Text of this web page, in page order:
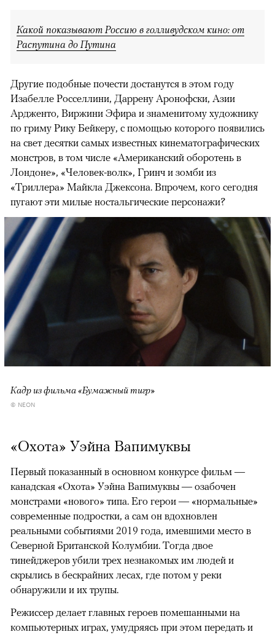
Какой показывают Россию в голливудском кино: от
Распутина до Путина
Другие подобные почести достанутся в этом году
Изабелле Росселлини, Даррену Аронофски, Азии
Ардженто, Виржини Эфира и знаменитому художнику
по гриму Рику Бейкеру, с помощью которого появились
на свет десятки самых известных кинематографических
монстров, в том числе «Американский оборотень в
Лондоне», «Человек-волк», Гринч и зомби из
«Триллера» Майкла Джексона. Впрочем, кого сегодня
пугают эти милые ностальгические персонажи?
Кадр из фильма «Бумажный тигр»
© NEON
«Охота» Уэйна Вапимуквы
Первый показанный в основном конкурсе фильм —
канадская «Охота» Уэйна Вапимуквы — озабочен
монстрами «нового» типа. Его герои — «нормальные»
современные подростки, а сам он вдохновлен
реальными событиями 2019 года, имевшими место в
Северной Британской Колумбии. Тогда двое
тинейджеров убили трех незнакомых им людей и
скрылись в бескрайних лесах, где потом у реки
обнаружили и их трупы.
Режиссер делает главных героев помешанными на
компьютерных играх, умудряясь при этом передать и